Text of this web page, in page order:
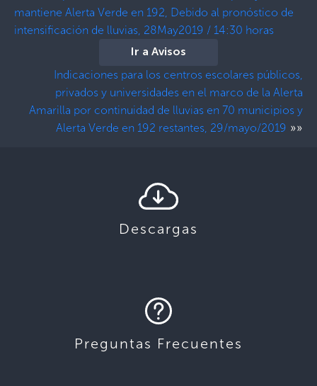
mantiene Alerta Verde en 192, Debido al pronóstico de
intensificación de lluvias, 28May2019 / 14:30 horas
Ir a Avisos
Indicaciones para los centros escolares públicos,
privados y universidades en el marco de la Alerta
Amarilla por continuidad de lluvias en 70 municipios y
Alerta Verde en 192 restantes, 29/mayo/2019 »»
Descargas
Preguntas Frecuentes